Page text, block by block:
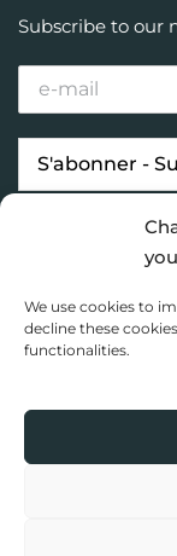
We use cookies to
decline these
functionalities.
Subscribe to our
Charme
Copyright 2020